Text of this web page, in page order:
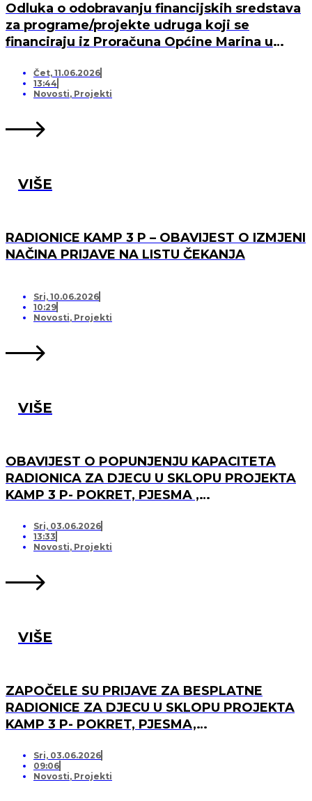
Odluka o odobravanju financijskih sredstava
za programe/projekte udruga koji se
financiraju iz Proračuna Općine Marina u
Čet, 11.06.2026
13:44
Novosti, Projekti
VIŠE
RADIONICE KAMP 3 P – OBAVIJEST O IZMJENI
NAČINA PRIJAVE NA LISTU ČEKANJA
Sri, 10.06.2026
10:29
Novosti, Projekti
VIŠE
OBAVIJEST O POPUNJENJU KAPACITETA
RADIONICA ZA DJECU U SKLOPU PROJEKTA
KAMP 3 P- POKRET, PJESMA ,
LISTU ČEKANJA
Sri, 03.06.2026
13:33
Novosti, Projekti
VIŠE
ZAPOČELE SU PRIJAVE ZA BESPLATNE
RADIONICE ZA DJECU U SKLOPU PROJEKTA
KAMP 3 P- POKRET, PJESMA,
Sri, 03.06.2026
09:06
Novosti, Projekti